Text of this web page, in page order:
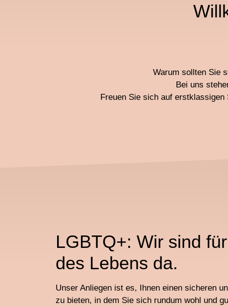
Warum sollten Sie
Bei uns
Freuen Sie sich auf
LGBTQ+: Wir sind
des Lebens da.
Unser Anliegen ist es, Ihnen einen sicheren
zu bieten, in dem Sie sich rundum wohl und